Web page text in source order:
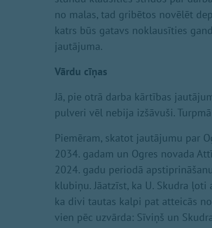
no malas, tad gribētos novēlēt
katrs būs gatavs noklausīties
jautājuma.
Vārdu cīņas
Jā, pie otrā darba kārtības
pulveri vēl nebija izšāvuši.
Piemēram, skatot jautājumu par
2034. gadam un Ogres novada
2024. gadu periodā
klubiņu. Jāatzīst, ka U. Skudra
ka divi tautas kalpi pat atteicās
vien pēc uzvārda: Sīviņš un